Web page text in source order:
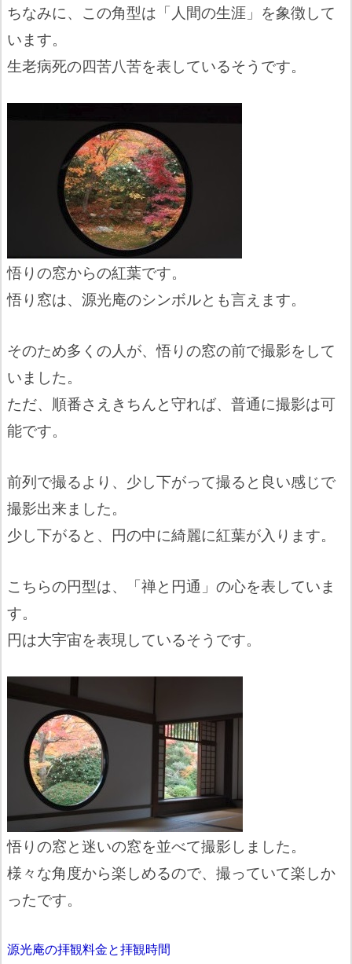
ちなみに、この角型は「人間の生涯」を象徴して
います。
生老病死の四苦八苦を表しているそうです。
悟りの窓からの紅葉です。
悟り窓は、源光庵のシンボルとも言えます。
そのため多くの人が、悟りの窓の前で撮影をして
いました。
ただ、順番さえきちんと守れば、普通に撮影は可
能です。
前列で撮るより、少し下がって撮ると良い感じで
撮影出来ました。
少し下がると、円の中に綺麗に紅葉が入ります。
こちらの円型は、「禅と円通」の心を表していま
す。
円は大宇宙を表現しているそうです。
悟りの窓と迷いの窓を並べて撮影しました。
様々な角度から楽しめるので、撮っていて楽しか
ったです。
源光庵の拝観料金と拝観時間